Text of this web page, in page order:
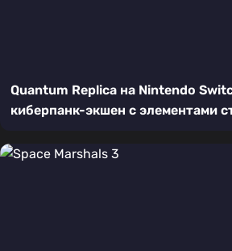
Quantum Replica на Nintendo
киберпанк-экшен с элементами